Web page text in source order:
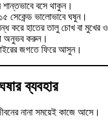
বসে থাকুন।
সেকেন্ড ভালোভাবে ঘষুন।
করে হাতের তালু চোখ বা মুখের
অনুভব করুন।
জগতে ফিরে আসুন।
ব্যবহার
নানা সময়েই কাজে আসে।